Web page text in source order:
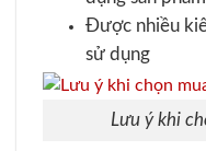
Được nhiều
sử dụng
Lưu ý khi